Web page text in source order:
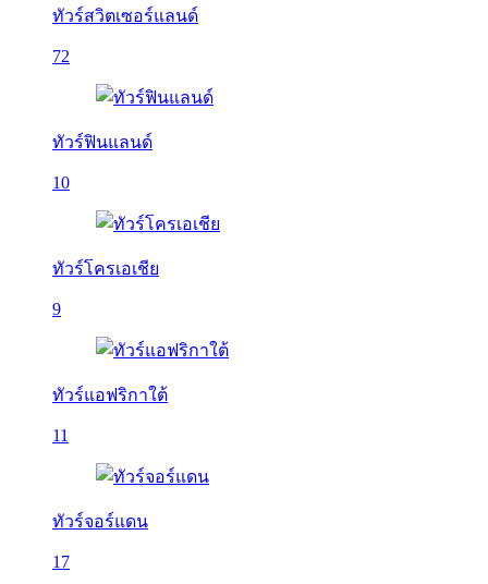
ทัวร์สวิตเซอร์แลนด์
72
ทัวร์ฟินแลนด์
10
ทัวร์โครเอเชีย
9
ทัวร์แอฟริกาใต้
11
ทัวร์จอร์แดน
17